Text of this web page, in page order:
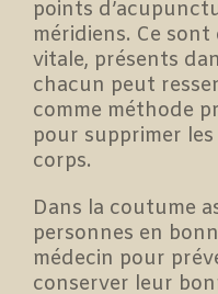
points
méridiens. Ce sont
vitale, présents
chacun peut
comme méthode
pour supprimer
corps.
Dans la coutume
personnes en
médecin pour
conserver leur